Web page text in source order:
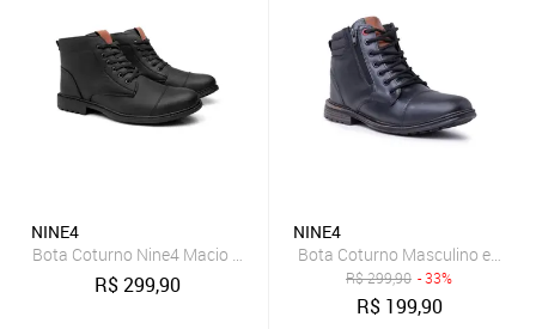
NINE4
Bota Coturno Nine4 Macio Em Couro Confortável Dia a Dia - Preto
R$299,90
NINE4
Bota Coturno Masculino em
R$299,90 - 33%
R$ 199,90